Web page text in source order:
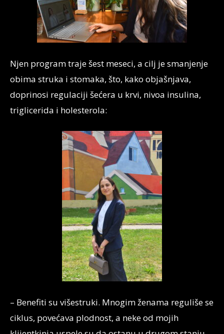
Njen program traje šest meseci, a cilj je smanjenje
obima struka i stomaka, što, kako objašnjava,
doprinosi regulaciji šećera u krvi, nivoa insulina,
triglicerida i holesterola:
– Benefiti su višestruki. Mnogim ženama reguliše se
ciklus, povećava plodnost, a neke od mojih